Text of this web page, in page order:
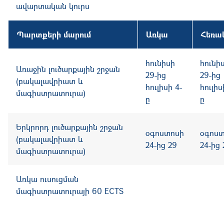
ավարտական կուրս
Պարտքերի մարում Առկա
Առաջին լուծարքային շրջան
(բակալավրիատ և
մագիստրատուրա)
հունիսի
29-ից
հուլիսի 4-
ը
29-ից
ը
Երկրորդ լուծարքային շրջան
(բակալավրիատ և
մագիստրատուրա)
օգոստոսի
24-ից 29
24-ից
Առկա ուսուցման
մագիստրատուրայի 60 ECTS